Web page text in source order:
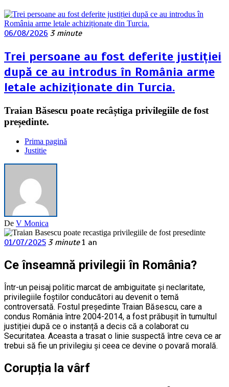
06/08/2026 3 minute
Trei persoane au fost deferite justiției
după ce au introdus în România arme
letale achiziționate din Turcia.
Traian Băsescu poate recâștiga privilegiile de fost
președinte.
Prima pagină
Justitie
De V Monica
01/07/2025 3 minute 1 an
Ce înseamnă privilegii în România?
Într-un peisaj politic marcat de ambiguitate și neclaritate,
privilegiile foștilor conducători au devenit o temă
controversată. Fostul președinte Traian Băsescu, care a
condus România între 2004-2014, a fost prăbușit în tumultul
justiției după ce o instanță a decis că a colaborat cu
Securitatea. Aceasta a trasat o linie suspectă între ceva ce ar
trebui să fie un privilegiu și ceea ce devine o povară morală.
Corupția la vârf